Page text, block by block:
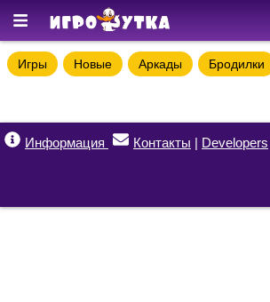
Игры Новые Аркады Бродилки
Информация Контакты | Developers